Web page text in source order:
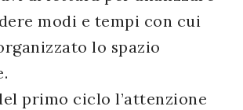
modi e tempi con cui
lo spazio
primo ciclo l’attenzione